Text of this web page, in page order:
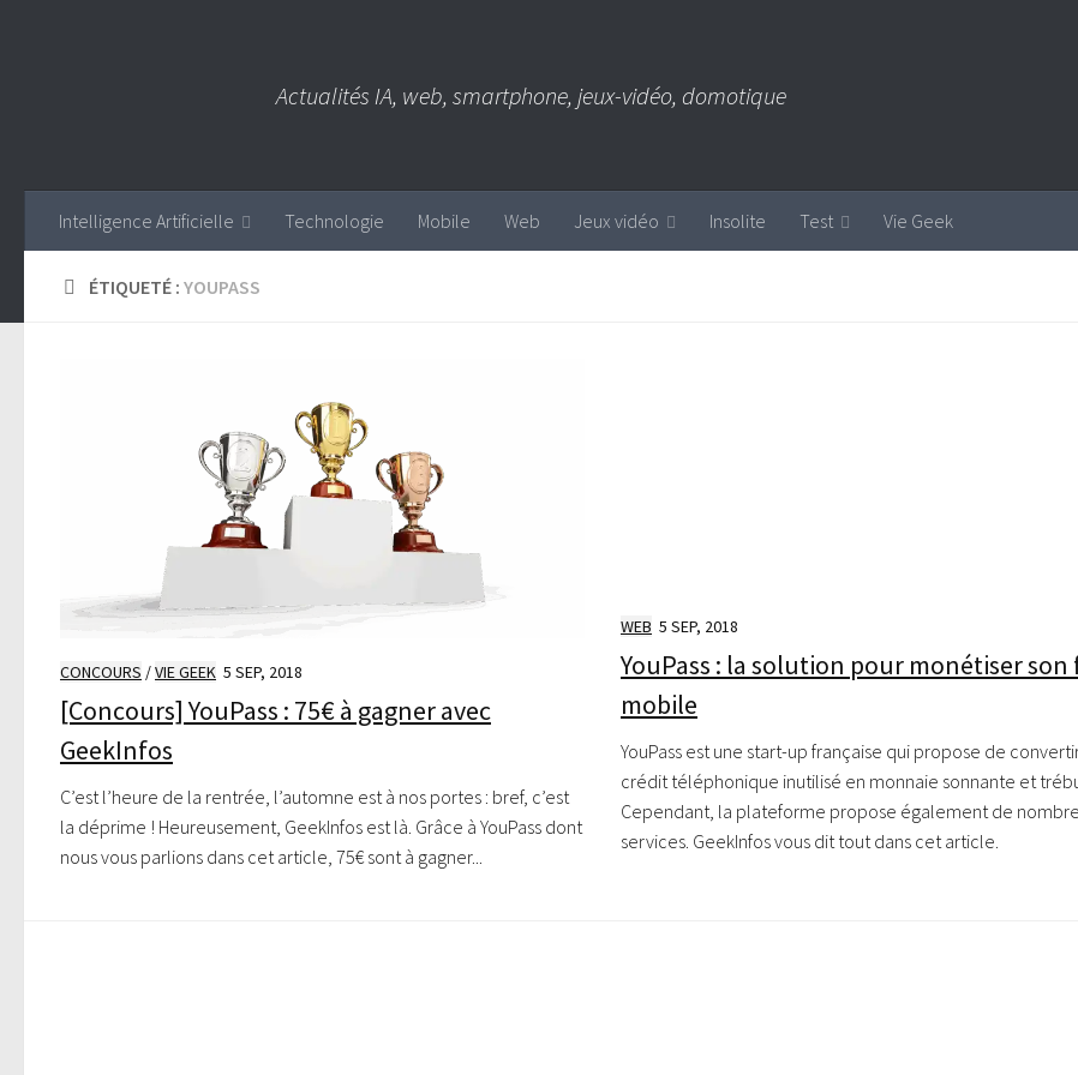
Actualités IA, web, smartphone, jeux-vidéo, domotique
Intelligence Artificielle Technologie Mobile Web Jeux vidéo Insolite Test Vie Geek
ÉTIQUETÉ : YOUPASS
CONCOURS /VIE GEEK 5 SEP, 2018
[Concours] YouPass : 75€ à gagner avec
GeekInfos
C’est l’heure de la rentrée, l’automne est à nos portes : bref, c’est
la déprime ! Heureusement, GeekInfos est là. Grâce à YouPass dont
nous vous parlions dans cet article, 75€ sont à gagner...
WEB 5 SEP, 2018
YouPass : la solution pour monétiser
mobile
YouPass est une start-up française qui propose de
crédit téléphonique inutilisé en monnaie sonnante et
Cependant, la plateforme propose également de
services. GeekInfos vous dit tout dans cet article.